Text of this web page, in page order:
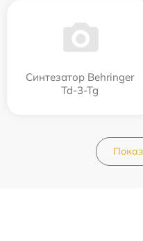
Синтезатор Behringer
Td-3-Tg